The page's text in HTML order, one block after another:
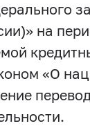
на
«О